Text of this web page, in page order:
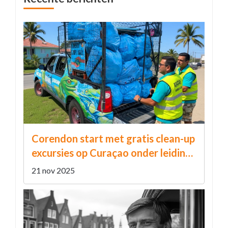
Corendon start met gratis clean-up
excursies op Curaçao onder leiding
van Kunuku Man
21 nov 2025